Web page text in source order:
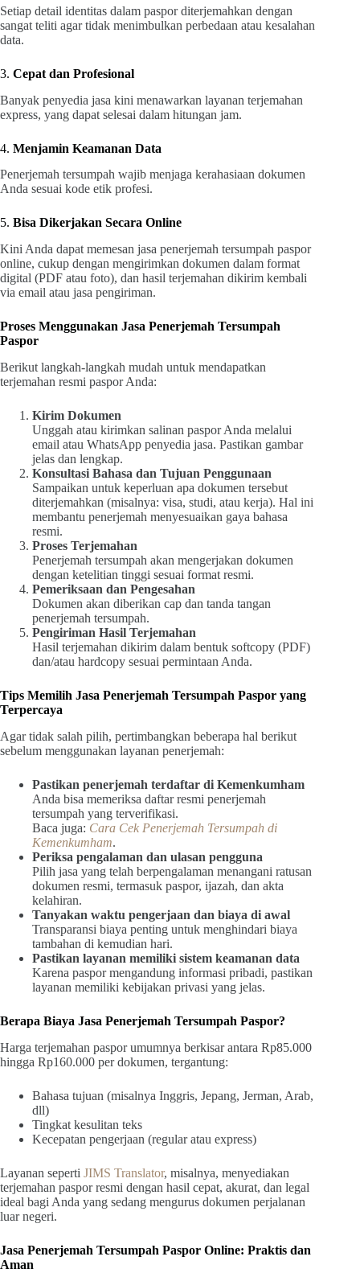
Setiap detail identitas dalam paspor diterjemahkan dengan
sangat teliti agar tidak menimbulkan perbedaan atau kesalahan
data.
3. Cepat dan Profesional
Banyak penyedia jasa kini menawarkan layanan terjemahan
express, yang dapat selesai dalam hitungan jam.
4. Menjamin Keamanan Data
Penerjemah tersumpah wajib menjaga kerahasiaan dokumen
Anda sesuai kode etik profesi.
5. Bisa Dikerjakan Secara Online
Kini Anda dapat memesan jasa penerjemah tersumpah paspor
online, cukup dengan mengirimkan dokumen dalam format
digital (PDF atau foto), dan hasil terjemahan dikirim kembali
via email atau jasa pengiriman.
Proses Menggunakan Jasa Penerjemah Tersumpah
Paspor
Berikut langkah-langkah mudah untuk mendapatkan
terjemahan resmi paspor Anda:
Kirim Dokumen
Unggah atau kirimkan salinan paspor Anda melalui
email atau WhatsApp penyedia jasa. Pastikan gambar
jelas dan lengkap.
Konsultasi Bahasa dan Tujuan Penggunaan
Sampaikan untuk keperluan apa dokumen tersebut
diterjemahkan (misalnya: visa, studi, atau kerja). Hal ini
membantu penerjemah menyesuaikan gaya bahasa
resmi.
Proses Terjemahan
Penerjemah tersumpah akan mengerjakan dokumen
dengan ketelitian tinggi sesuai format resmi.
Pemeriksaan dan Pengesahan
Dokumen akan diberikan cap dan tanda tangan
penerjemah tersumpah.
Pengiriman Hasil Terjemahan
Hasil terjemahan dikirim dalam bentuk softcopy (PDF)
dan/atau hardcopy sesuai permintaan Anda.
Tips Memilih Jasa Penerjemah Tersumpah Paspor yang
Terpercaya
Agar tidak salah pilih, pertimbangkan beberapa hal berikut
sebelum menggunakan layanan penerjemah:
Pastikan penerjemah terdaftar di Kemenkumham
Anda bisa memeriksa daftar resmi penerjemah
tersumpah yang terverifikasi.
Baca juga: Cara Cek Penerjemah Tersumpah di
Kemenkumham.
Periksa pengalaman dan ulasan pengguna
Pilih jasa yang telah berpengalaman menangani ratusan
dokumen resmi, termasuk paspor, ijazah, dan akta
kelahiran.
Tanyakan waktu pengerjaan dan biaya di awal
Transparansi biaya penting untuk menghindari biaya
tambahan di kemudian hari.
Pastikan layanan memiliki sistem keamanan data
Karena paspor mengandung informasi pribadi, pastikan
layanan memiliki kebijakan privasi yang jelas.
Berapa Biaya Jasa Penerjemah Tersumpah Paspor?
Harga terjemahan paspor umumnya berkisar antara Rp85.000
hingga Rp160.000 per dokumen, tergantung:
Bahasa tujuan (misalnya Inggris, Jepang, Jerman, Arab,
dll)
Tingkat kesulitan teks
Kecepatan pengerjaan (regular atau express)
Layanan seperti JIMS Translator, misalnya, menyediakan
terjemahan paspor resmi dengan hasil cepat, akurat, dan legal
ideal bagi Anda yang sedang mengurus dokumen perjalanan
luar negeri.
Jasa Penerjemah Tersumpah Paspor Online: Praktis dan
Aman